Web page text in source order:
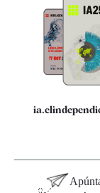
Quiénes somos
Especificaciones